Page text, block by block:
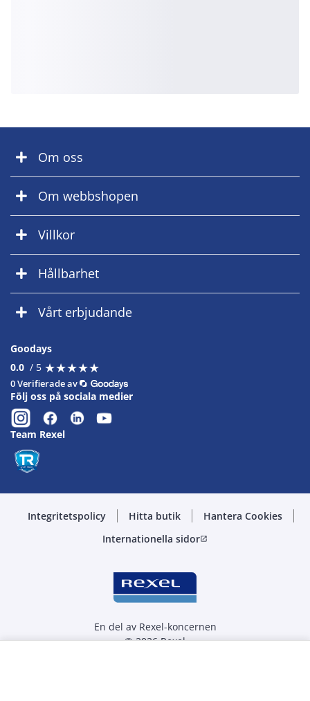
Om oss
Om webbshopen
Villkor
Hållbarhet
Vårt erbjudande
Goodays
0.0 / 5 ★★★★★
★★★★★
0 Verifierade av
Följ oss på sociala medier
Team Rexel
Integritetspolicy Hitta butik
Hantera Cookies
Internationella sidoropen_in_new
En del av Rexel-koncernen
© 2026 Rexel